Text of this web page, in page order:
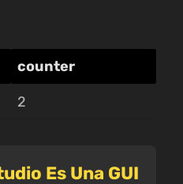
counter
2
Es Una GUI